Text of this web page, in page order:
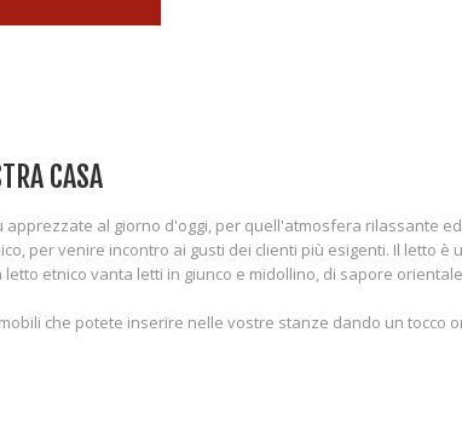
CASA
al giorno d'oggi, per quell'atmosfera rilassante
per venire incontro ai gusti dei clienti più esigenti. Il letto
etnico vanta letti in giunco e midollino, di sapore
che potete inserire nelle vostre stanze dando un tocco